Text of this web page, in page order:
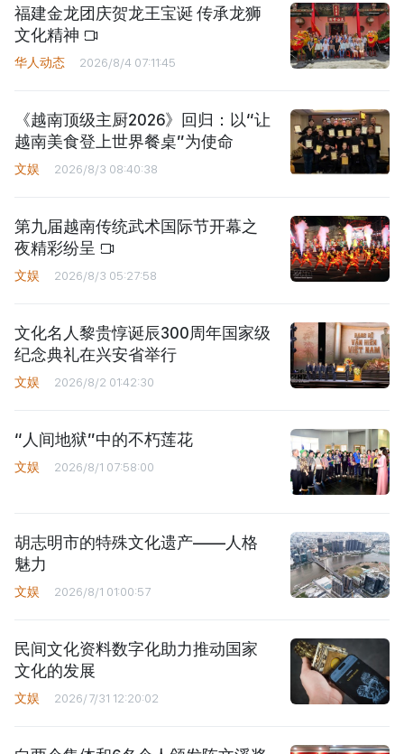
福建金龙团庆贺龙王宝诞 传承龙狮
文化精神
华人动态 2026/8/4 07:11:45
《越南顶级主厨2026》回归：以“让
越南美食登上世界餐桌”为使命
文娱 2026/8/3 08:40:38
第九届越南传统武术国际节开幕之
夜精彩纷呈
文娱 2026/8/3 05:27:58
文化名人黎贵惇诞辰300周年国家级
纪念典礼在兴安省举行
文娱 2026/8/2 01:42:30
“人间地狱”中的不朽莲花
文娱 2026/8/1 07:58:00
胡志明市的特殊文化遗产——人格
魅力
文娱 2026/8/1 01:00:57
民间文化资料数字化助力推动国家
文化的发展
文娱 2026/7/31 12:20:02